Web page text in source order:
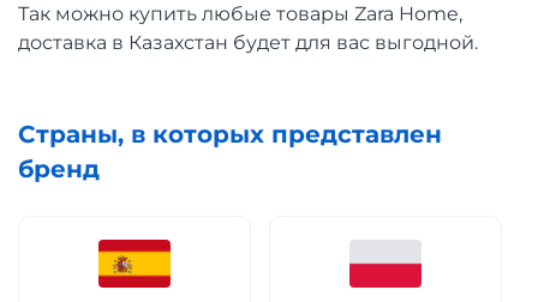
Так можно купить любые товары Zara Home,
доставка в Казахстан будет для вас выгодной.
Страны, в которых представлен
бренд